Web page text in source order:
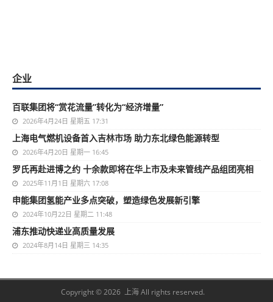
企业
百联集团将“赏花流量”转化为“经济增量”
2026年4月24日 星期五 17:31
上海电气燃机设备首入吉林市场 助力东北绿色能源转型
2026年4月20日 星期一 16:45
罗氏再赴进博之约 十余款即将在华上市及未来管线产品组团亮相
2025年11月1日 星期六 17:08
申能集团氢能产业多点突破，塑造绿色发展新引擎
2024年10月22日 星期二 11:48
浦东推动快递业高质量发展
2024年8月14日 星期三 14:35
Copyright © 2026 上海 All rights reserved.